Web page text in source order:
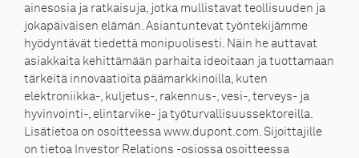
ainesosia ja ratkaisuja, jotka mullistavat teollisuuden ja
jokapäiväisen elämän. Asiantuntevat työntekijämme
hyödyntävät tiedettä monipuolisesti. Näin he auttavat
asiakkaita kehittämään parhaita ideoitaan ja tuottamaan
tärkeitä innovaatioita päämarkkinoilla, kuten
elektroniikka-, kuljetus-, rakennus-, vesi-, terveys- ja
hyvinvointi-, elintarvike- ja työturvallisuussektoreilla.
Lisätietoa on osoitteessawww.dupont.com. Sijoittajille
on tietoa Investor Relations -osiossa osoitteessa